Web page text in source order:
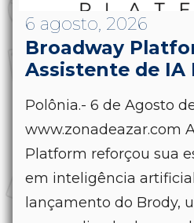
6 agosto, 2026
Broadway
Assistente de IA
Polônia.- 6 de Agosto de
www.zonadeazar.com
Platform reforçou sua
em inteligência
lançamento do Brody,